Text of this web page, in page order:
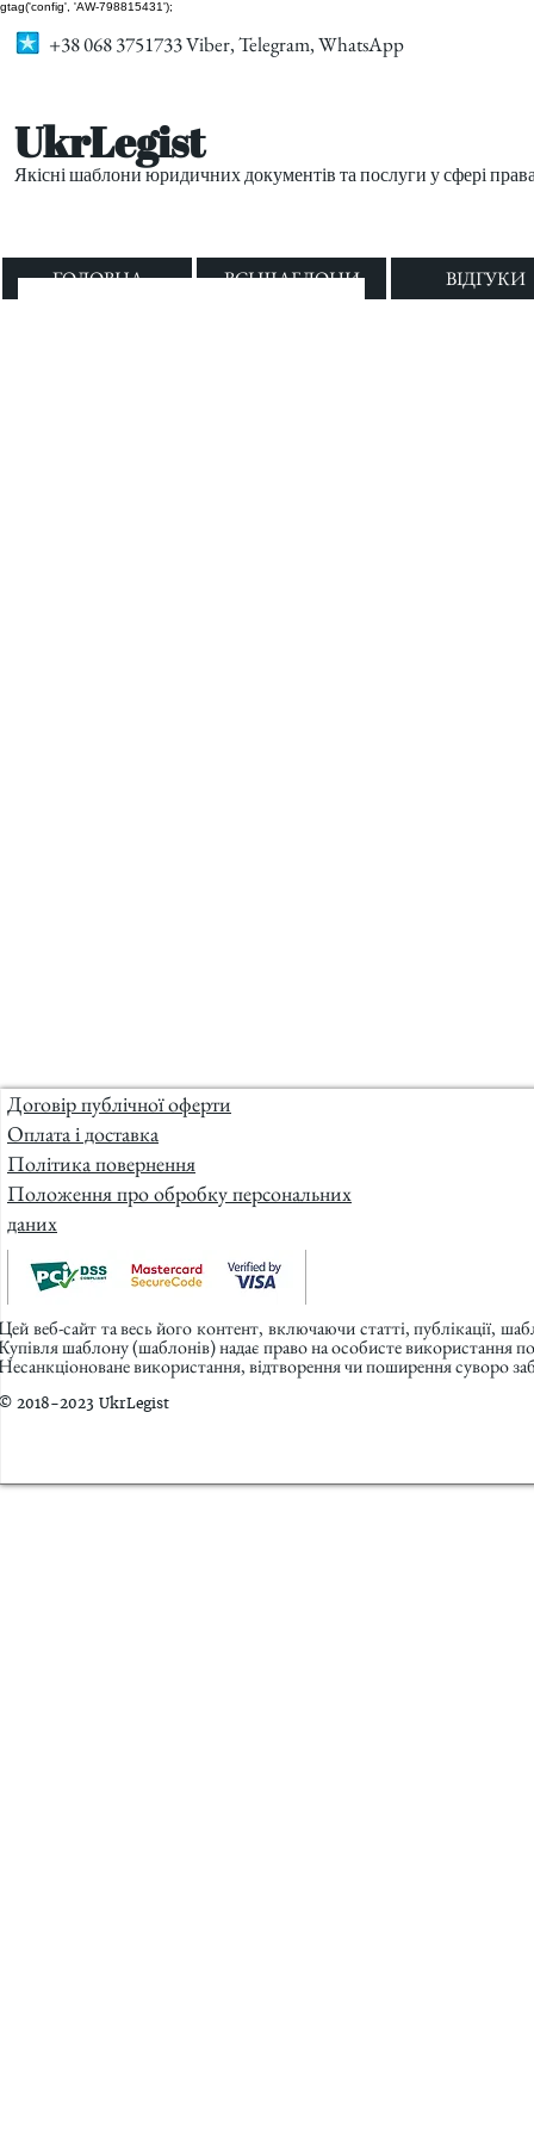
gtag('config', 'AW-798815431');
+38 068 3751733 Viber, Telegram, WhatsApp
UkrLegist
Якісні шаблони юридичних документів та послуги у сфері
ГОЛОВНА ВСІ ШАБЛОНИ ВІДГУКИ
Договір публічної оферти
Оплата і доставка
Політика повернення
Положення про обробку персональних
даних
веб-сайт та весь його контент, включаючи статті, публікації,
шаблону (шаблонів) надає право на особисте використання
використання, відтворення чи поширення суворо
2018-2023 UkrLegist